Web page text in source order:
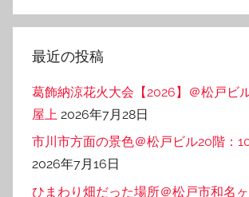
ゴ
リ
最近の投稿
葛飾納涼花火大会【2026】＠松戸ビ
屋上 2026年7月28日
市川市方面の景色＠松戸ビル20階：
2026年7月16日
ひまわり畑だった場所＠松戸市和名